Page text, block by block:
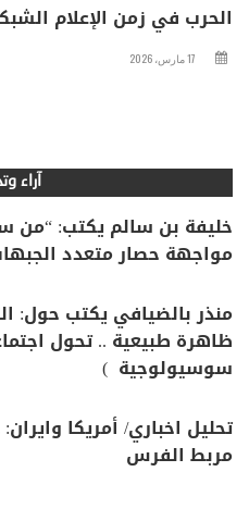
الحرب في زمن الإعلام
17 مارس، 2026
آراء
خليفة بن سالم يكتب: “من
مواجهة حصار متعدد
منذر بالضيافي يكتب حول:
ظاهرة طبيعية .. تحول
سوسيولوجية )
تحليل اخباري/ أمريكا
مربط الفرس